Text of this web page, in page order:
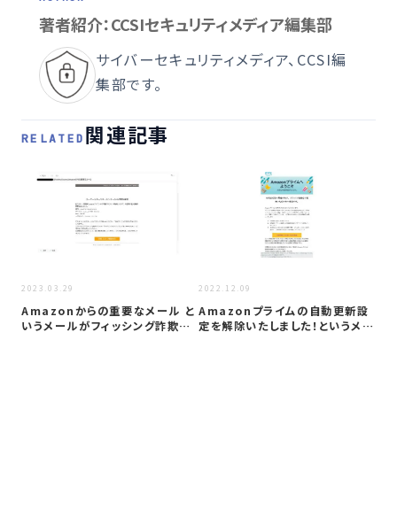
著者紹介：CCSIセキュリティメディア編集部
サイバーセキュリティメディア、CCSI編
集部です。
RELATED 関連記事
2023.03.29
Amazonからの重要なメール と
いうメールがフィッシング詐欺か
2022.12.09
Amazonプライムの自動更新設
定を解除いたしました！というメー